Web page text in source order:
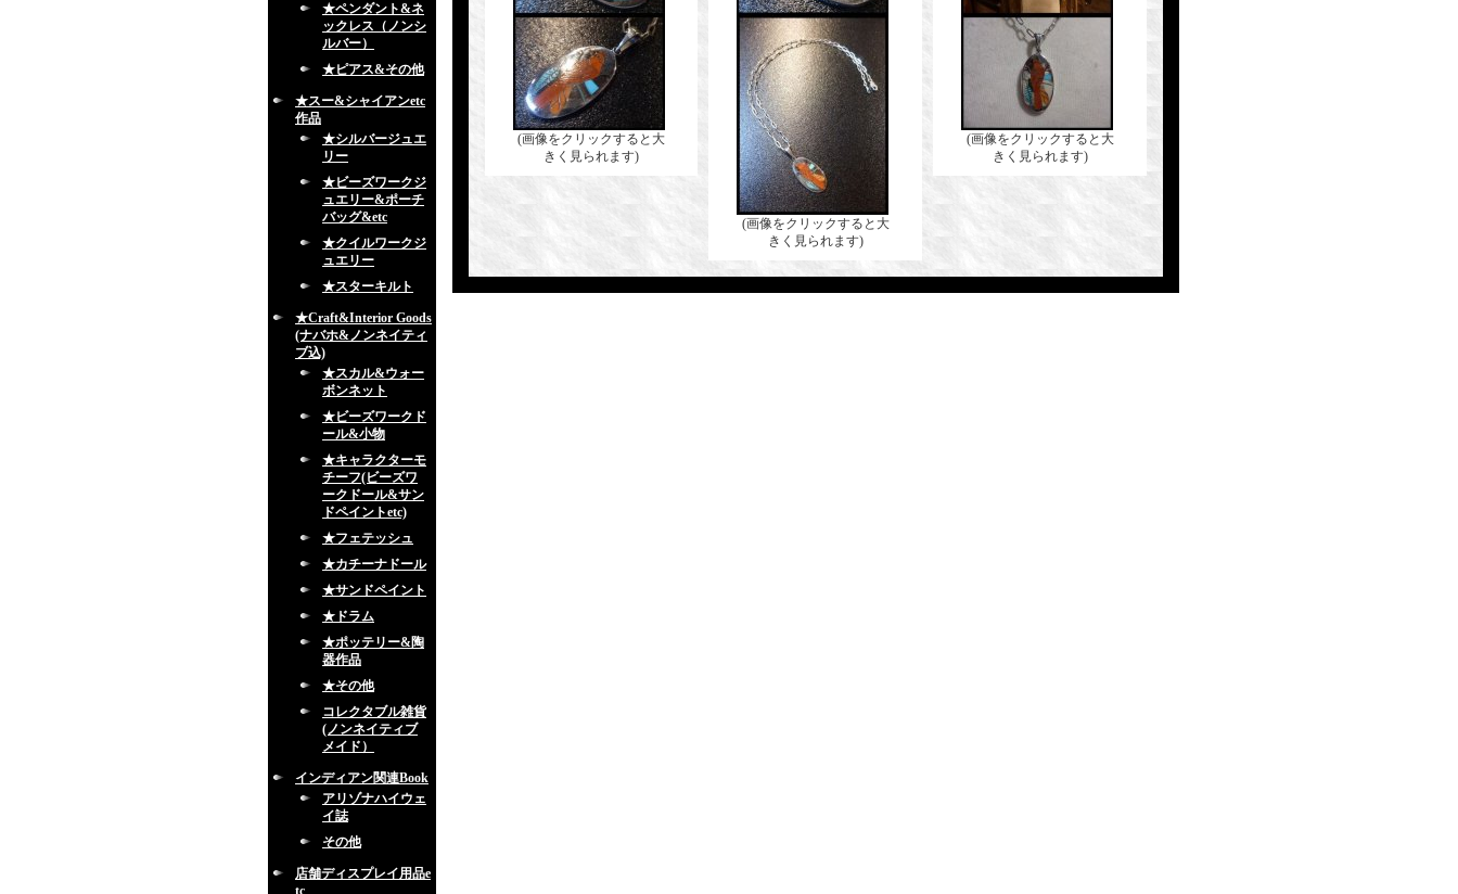
★ペンダント&ネ
ックレス（ノンシ
ルバー）
★ピアス&その他
★スー&シャイアンetc
作品
★シルバージュエ
リー
★ビーズワークジ
ュエリー&ポーチ
バッグ&etc
★クイルワークジ
ュエリー
★スターキルト
★Craft&Interior Goods
(ナバホ&ノンネイティ
ブ込)
★スカル&ウォー
ボンネット
★ビーズワークド
ール&小物
★キャラクターモ
チーフ(ビーズワ
ークドール&サン
ドペイントetc)
★フェテッシュ
★カチーナドール
★サンドペイント
★ドラム
★ポッテリー&陶
器作品
★その他
コレクタブル雑貨
(ノンネイティブ
メイド）
インディアン関連Book
アリゾナハイウェ
イ誌
その他
店舗ディスプレイ用品e
tc
(画像をクリックすると大
きく見られます)
(画像をクリックすると大
きく見られます)
(画像をクリックすると大
きく見られます)